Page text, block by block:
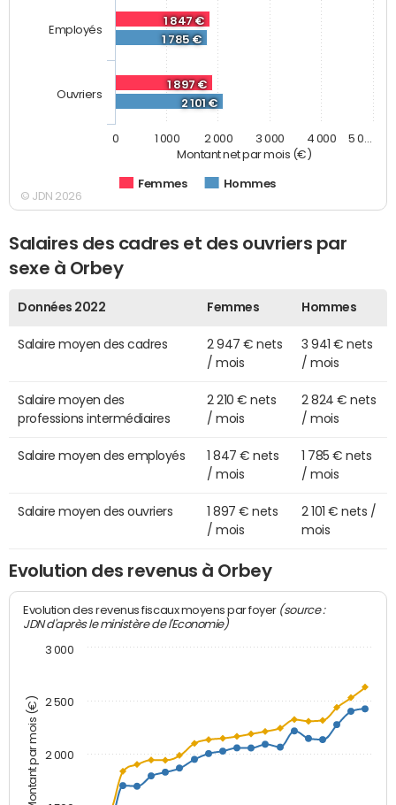
Montant net par mois (€)
1 847 €
1 897 €
1 785 €
2 101 €
Femmes Hommes
Employés
Ouvriers
0 1 000 2 000 3 000 4 000 5 0…
© JDN 2026
Salaires des cadres et des ouvriers par
sexe à Orbey
Données 2022 Femmes Hommes
Salaire moyen des cadres
2 947 € nets
/ mois
3 941 € nets
/ mois
Salaire moyen des
professions intermédiaires
2 210 € nets
/ mois
2 824 € nets
/ mois
Salaire moyen des employés
1 847 € nets
/ mois
1 785 € nets
/ mois
Salaire moyen des ouvriers
1 897 € nets
/ mois
2 101 € nets /
mois
Evolution des revenus à Orbey
Montant par mois (€)
Evolution des revenus fiscaux moyens par foyer (source :
JDN d'après le ministère de l'Economie)
2 000
2 500
3 000